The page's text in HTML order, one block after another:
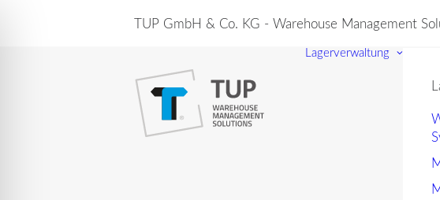
TUP GmbH & Co. KG - Warehouse Management
Lagerverwaltung